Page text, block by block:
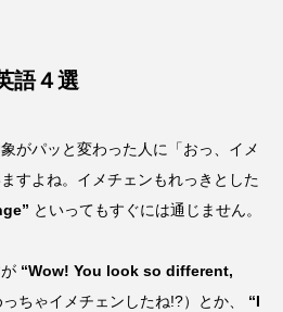
語４選
がパッと変わった人に「おっ、イメ
すよね。イメチェンもれっきとした
といってもすぐには通じません。
“Wow! You look so different,
っちゃイメチェンしたね!?）とか、 “I